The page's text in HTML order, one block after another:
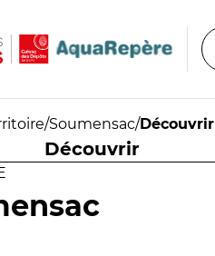
/Soumensac/Découvrir
Découvrir